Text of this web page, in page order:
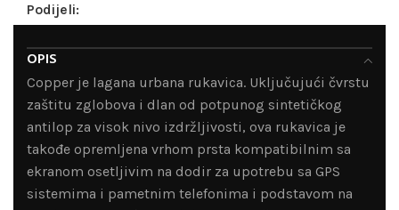
Podijeli:
OPIS
Copper je lagana urbana rukavica. Uključujući čvrstu
zaštitu zglobova i dlan od potpunog sintetičkog
antilop za visok nivo izdržljivosti, ova rukavica je
takođe opremljena vrhom prsta kompatibilnim sa
ekranom osetljivim na dodir za upotrebu sa GPS
sistemima i pametnim telefonima i podstavom na